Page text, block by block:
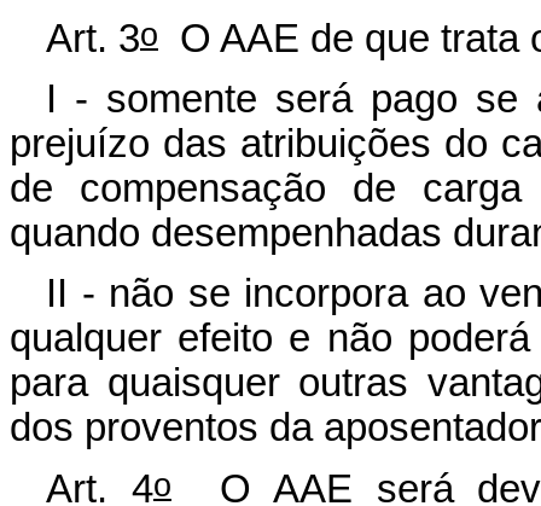
Art. 3o
O AAE de que trata
I - somente será pago se
prejuízo das atribuições do
de compensação de
quando desempenhadas
II - não se incorpora ao
qualquer efeito e não
para quaisquer outras
dos proventos da
Art. 4oO AAE será